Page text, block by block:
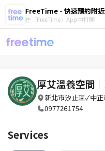
FreeTime - 快速預約附
在「FreeTime」App中打開
厚艾溫養空間
新北市汐止區✓中
0977261754
Services